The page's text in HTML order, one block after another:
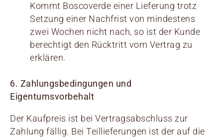
Kommt Boscoverde einer Lieferung trotz
Setzung einer Nachfrist von mindestens
zwei Wochen nicht nach, so ist der Kunde
berechtigt den Rücktritt vom Vertrag zu
erklären.
6. Zahlungsbedingungen und
Eigentumsvorbehalt
Der Kaufpreis ist bei Vertragsabschluss zur
Zahlung fällig. Bei Teillieferungen ist der auf die